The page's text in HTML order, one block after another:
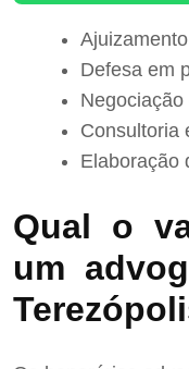
Defesa em
Consultoria
Elaboração
Qual o
um